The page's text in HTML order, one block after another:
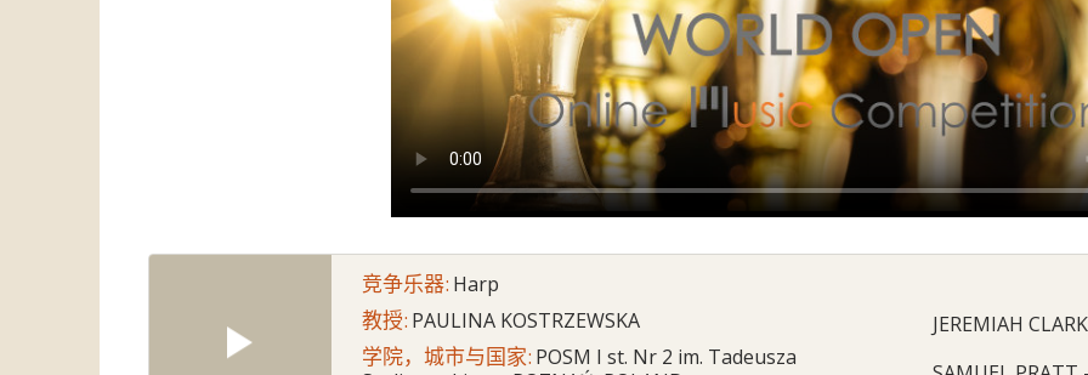
竞争乐器: Harp
教授: PAULINA KOSTRZEWSKA
学院，城市与国家: POSM I st. Nr 2 im. Tadeusza
JEREMIAH